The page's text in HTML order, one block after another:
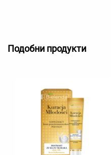
Подобни продукти